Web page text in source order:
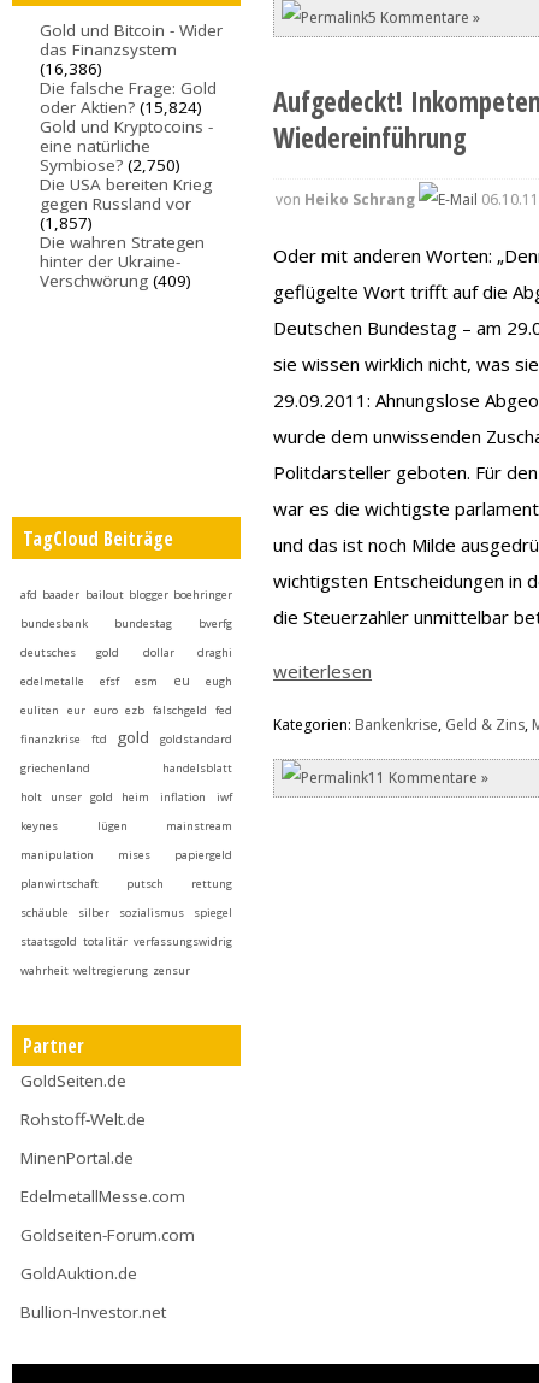
Gold und Bitcoin - Wider
das Finanzsystem
(16,386)
Die falsche Frage: Gold
oder Aktien? (15,824)
Gold und Kryptocoins -
eine natürliche
Symbiose? (2,750)
Die USA bereiten Krieg
gegen Russland vor
(1,857)
Die wahren Strategen
hinter der Ukraine-
Verschwörung (409)
TagCloud Beiträge
afd baader bailout blogger boehringer
bundesbank
bundestag
bverfg
deutsches gold
dollar
draghi
edelmetalle
efsf esm eu
eugh
euliten
eur euro ezb falschgeld
fed
finanzkrise
ftd gold
goldstandard
griechenland
handelsblatt
holt unser gold heim
inflation
iwf
keynes
lügen
mainstream
manipulation
mises
papiergeld
planwirtschaft
putsch
rettung
schäuble
silber sozialismus
spiegel
staatsgold totalitär verfassungswidrig
wahrheit weltregierung zensur
Partner
GoldSeiten.de
Rohstoff-Welt.de
MinenPortal.de
EdelmetallMesse.com
Goldseiten-Forum.com
GoldAuktion.de
Bullion-Investor.net
5 Kommentare »
Aufgedeckt!
Wiedereinführung
von Heiko Schrang
Oder mit anderen Worten:
geflügelte Wort trifft auf die
Deutschen Bundestag – am
sie wissen wirklich nicht, was
29.09.2011: Ahnungslose
wurde dem unwissenden
Politdarsteller geboten. Für
war es die wichtigste
und das ist noch Milde
wichtigsten Entscheidungen in
die Steuerzahler unmittelbar
weiterlesen
Kategorien: Bankenkrise, Geld & Zins,
11 Kommentare »